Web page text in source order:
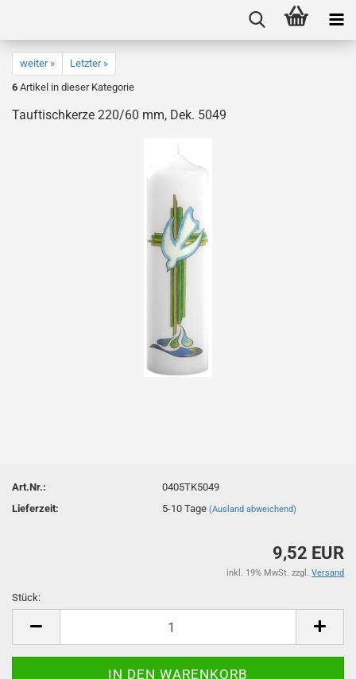
weiter »
Letzter »
6 Artikel in dieser Kategorie
Tauftischkerze 220/60 mm, Dek. 5049
Art.Nr.:
0405TK5049
Lieferzeit:
5-10 Tage(Ausland abweichend)
9,52 EUR
inkl. 19% MwSt. zzgl. Versand
Stück: